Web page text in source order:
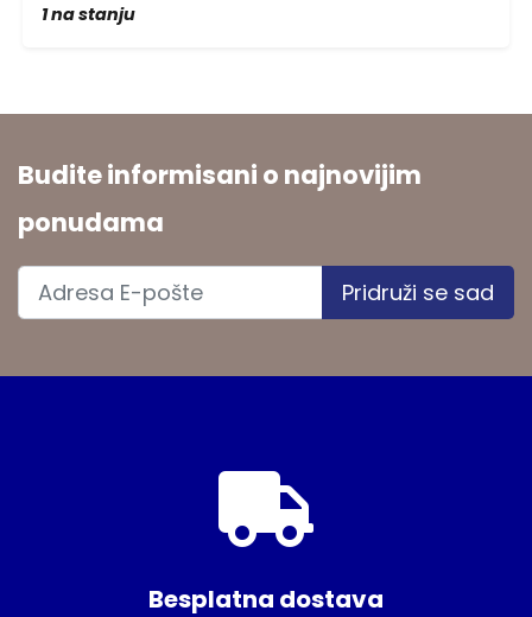
1 na stanju
Budite informisani o najnovijim
ponudama
Pridruži se sad
Besplatna dostava